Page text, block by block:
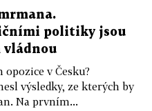
politiky jsou
v Česku?
výsledky, ze kterých by
Na prvním...